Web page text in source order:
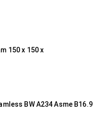
150 x 150 x
BW A234 Asme B16.9